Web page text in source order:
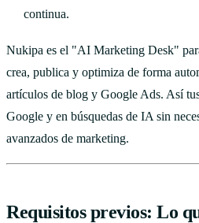
continua.
Nukipa es el "AI Marketing Desk"
crea, publica y optimiza de forma
artículos de blog y Google Ads. Así
Google y en búsquedas de IA sin
avanzados de marketing.
Requisitos previos: Lo